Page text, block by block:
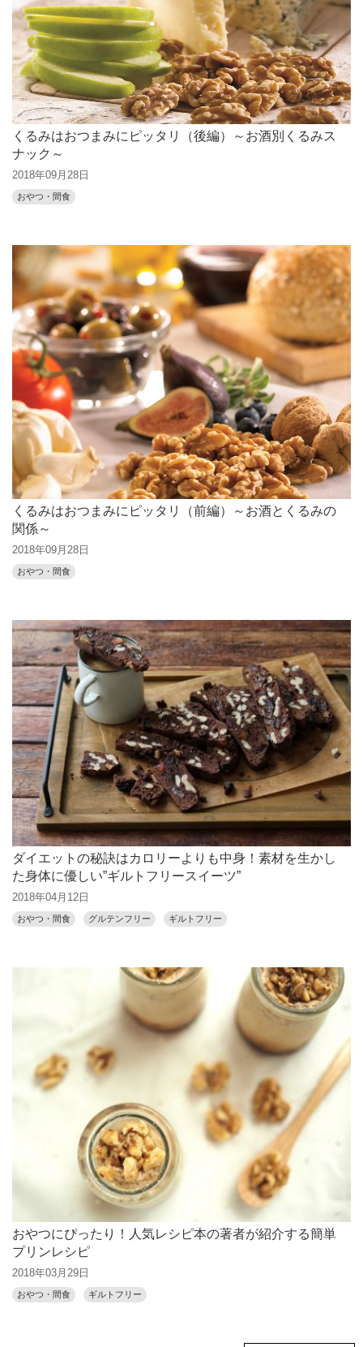
くるみはおつまみにピッタリ（後編）～お酒別くるみス
ナック～
2018年09月28日
おやつ・間食
くるみはおつまみにピッタリ（前編）～お酒とくるみの
関係～
2018年09月28日
おやつ・間食
ダイエットの秘訣はカロリーよりも中身！素材を生かし
た身体に優しい”ギルトフリースイーツ”
2018年04月12日
おやつ・間食 グルテンフリー ギルトフリー
おやつにぴったり！人気レシピ本の著者が紹介する簡単
プリンレシピ
2018年03月29日
おやつ・間食 ギルトフリー